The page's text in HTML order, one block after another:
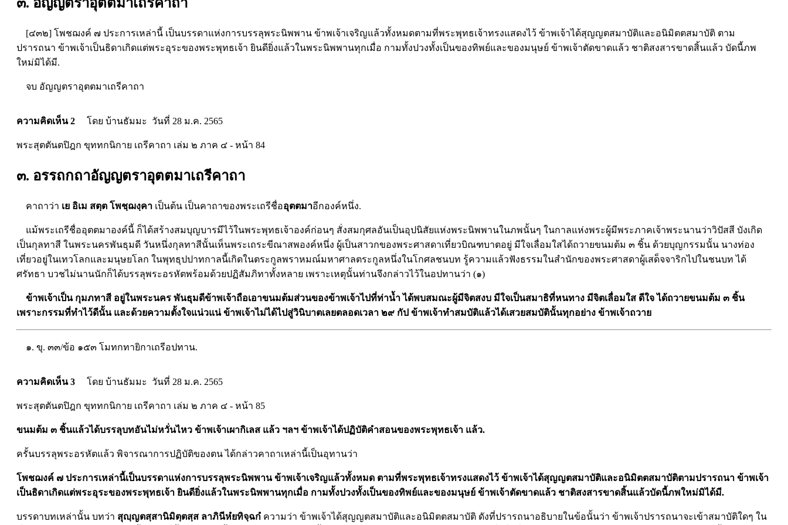
[๔๓๒] โพชฌงค์ ๗ ประการเหล่านี้ เป็นบรรดาแห่งการบรรลุพระนิพพาน ข้าพเจ้าเจริญแล้วทั้งหมดตามที่พระพุทธเจ้าทรงแสดงไว้ ข้าพเจ้าได้สุญญตสมาบัติและอนิมิตตสมาบัติ ตาม
ปรารถนา ข้าพเจ้าเป็นธิดาเกิดแต่พระอุระของพระพุทธเจ้า ยินดียิ่งแล้วในพระนิพพานทุกเมื่อ กามทั้งปวงทั้งเป็นของทิพย์และของมนุษย์ ข้าพเจ้าตัดขาดแล้ว ชาติสงสารขาดสิ้นแล้ว บัดนี้ภพ
ใหม่มิได้มี.
จบ อัญญตราอุตตมาเถรีคาถา
ความคิดเห็น 2 โดย บ้านธัมมะ วันที่ 28 ม.ค. 2565
พระสุตตันตปิฎก ขุททกนิกาย เถรีคาถา เล่ม ๒ ภาค ๔ - หน้า 84
๓. อรรถกถาอัญญตราอุตตมาเถรีคาถา
คาถาว่า เย อิเม สตฺต โพชฺฌงฺคา เป็นต้น เป็นคาถาของพระเถรีชื่ออุตตมาอีกองค์หนึ่ง.
แม้พระเถรีชื่ออุตตมาองค์นี้ ก็ได้สร้างสมบุญบารมีไว้ในพระพุทธเจ้าองค์ก่อนๆ สั่งสมกุศลอันเป็นอุปนิสัยแห่งพระนิพพานในภพนั้นๆ ในกาลแห่งพระผู้มีพระภาคเจ้าพระนานว่าวิปัสสี บังเกิด
เป็นกุลทาสี ในพระนครพันธุมดี วันหนึ่งกุลทาสีนั้นเห็นพระเถระขีณาสพองค์หนึ่ง ผู้เป็นสาวกของพระศาสดาเที่ยวบิณฑบาตอยู่ มีใจเลื่อมใสได้ถวายขนมต้ม ๓ ชิ้น ด้วยบุญกรรมนั้น นางท่อง
เที่ยวอยู่ในเทวโลกและมนุษยโลก ในพุทธุปปาทกาลนี้เกิดในตระกูลพราหมณ์มหาศาลตระกูลหนึ่งในโกศลชนบท รู้ความแล้วฟังธรรมในสำนักของพระศาสดาผู้เสด็จจาริกไปในชนบท ได้
ศรัทธา บวชไม่นานนักก็ได้บรรลุพระอรหัตพร้อมด้วยปฏิสัมภิทาทั้งหลาย เพราะเหตุนั้นท่านจึงกล่าวไว้ในอปทานว่า (๑)
ข้าพเจ้าเป็น กุมภทาสี อยู่ในพระนคร พันธุมดีข้าพเจ้าถือเอาขนมต้มส่วนของข้าพเจ้าไปที่ท่าน้ำ ได้พบสมณะผู้มีจิตสงบ มีใจเป็นสมาธิที่หนทาง มีจิตเลื่อมใส ดีใจ ได้ถวายขนมต้ม ๓ ชิ้น
เพราะกรรมที่ทำไว้ดีนั้น และด้วยความตั้งใจแน่วแน่ ข้าพเจ้าไม่ได้ไปสู่วินิบาตเลยตลอดเวลา ๒๙ กัป ข้าพเจ้าทำสมบัติแล้วได้เสวยสมบัตินั้นทุกอย่าง ข้าพเจ้าถวาย
๑. ขุ. ๓๓/ข้อ ๑๕๓ โมทกทายิกาเถรีอปทาน.
ความคิดเห็น 3 โดย บ้านธัมมะ วันที่ 28 ม.ค. 2565
พระสุตตันตปิฎก ขุททกนิกาย เถรีคาถา เล่ม ๒ ภาค ๔ - หน้า 85
ขนมต้ม ๓ ชิ้นแล้วได้บรรลุบทอันไม่หวั่นไหว ข้าพเจ้าเผากิเลส แล้ว ฯลฯ ข้าพเจ้าได้ปฏิบัติคำสอนของพระพุทธเจ้า แล้ว.
ครั้นบรรลุพระอรหัตแล้ว พิจารณาการปฏิบัติของตน ได้กล่าวคาถาเหล่านี้เป็นอุทานว่า
โพชฌงค์ ๗ ประการเหล่านี้เป็นบรรดาแห่งการบรรลุพระนิพพาน ข้าพเจ้าเจริญแล้วทั้งหมด ตามที่พระพุทธเจ้าทรงแสดงไว้ ข้าพเจ้าได้สุญญตสมาบัติและอนิมิตตสมาบัติตามปรารถนา ข้าพเจ้า
เป็นธิดาเกิดแต่พระอุระของพระพุทธเจ้า ยินดียิ่งแล้วในพระนิพพานทุกเมื่อ กามทั้งปวงทั้งเป็นของทิพย์และของมนุษย์ ข้าพเจ้าตัดขาดแล้ว ชาติสงสารขาดสิ้นแล้วบัดนี้ภพใหม่มิได้มี.
บรรดาบทเหล่านั้น บทว่า สุญฺญตสฺสานิมิตฺตสฺส ลาภินีหํยทิจฺฉกํ ความว่า ข้าพเจ้าได้สุญญตสมาบัติและอนิมิตตสมาบัติ ดังที่ปรารถนาอธิบายในข้อนั้นว่า ข้าพเจ้าปรารถนาจะเข้าสมาบัติใดๆ ใน